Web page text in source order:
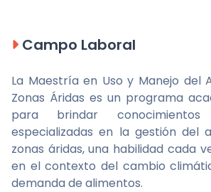
Campo Laboral
La Maestría en Uso y Manejo del
Zonas Áridas es un programa
para brindar
especializadas en la gestión del
zonas áridas, una habilidad cada
en el contexto del cambio
demanda de alimentos.